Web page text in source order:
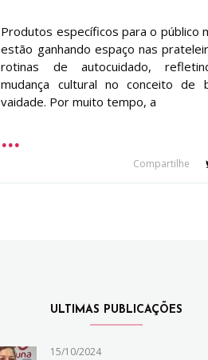
Produtos específicos para o público
estão ganhando espaço nas
rotinas de autocuidado,
mudança cultural no conceito de
vaidade. Por muito tempo, a
Compartilhe
ULTIMAS PUBLICAÇÕES
15/10/2024